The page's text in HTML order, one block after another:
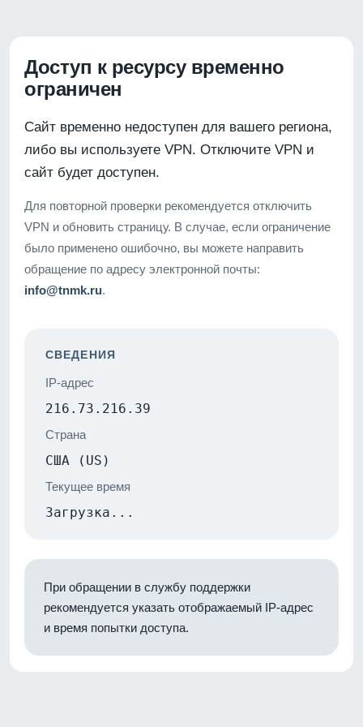
Доступ к ресурсу временно
ограничен
Сайт временно недоступен для вашего региона,
либо вы используете VPN. Отключите VPN и
сайт будет доступен.
Для повторной проверки рекомендуется отключить
VPN и обновить страницу. В случае, если ограничение
было применено ошибочно, вы можете направить
обращение по адресу электронной почты:
info@tnmk.ru.
СВЕДЕНИЯ
IP-адрес
216.73.216.39
Страна
США (US)
Текущее время
Загрузка...
При обращении в службу поддержки
рекомендуется указать отображаемый IP-адрес
и время попытки доступа.